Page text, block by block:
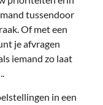
tussendoor
Of met een
je afvragen
iemand zo laat
in een